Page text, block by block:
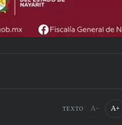
TEXTO A− A+